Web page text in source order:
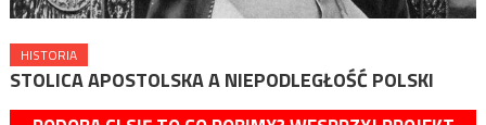
HISTORIA
STOLICA APOSTOLSKA A NIEPODLEGŁOŚĆ POLSKI